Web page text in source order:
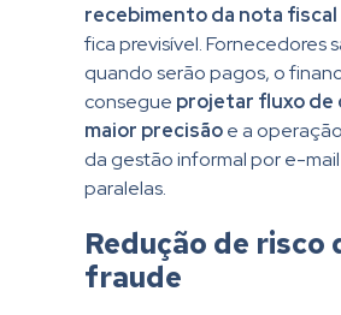
recebimento da nota
fica previsível. Fornecedores
quando serão pagos, o
consegue projetar fluxo de
maior precisãoe a
da gestão informal por e-
paralelas.
Redução de risco
fraude